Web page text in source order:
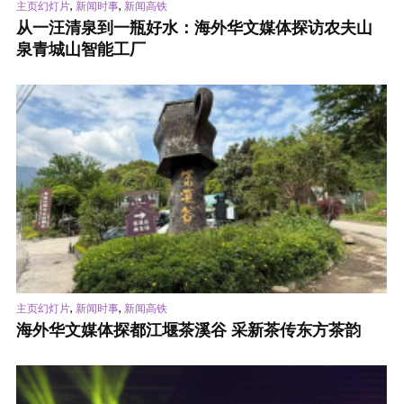
主页幻灯片, 新闻时事, 新闻高铁
从一汪清泉到一瓶好水：海外华文媒体探访农夫山
泉青城山智能工厂
主页幻灯片, 新闻时事, 新闻高铁
海外华文媒体探都江堰茶溪谷 采新茶传东方茶韵